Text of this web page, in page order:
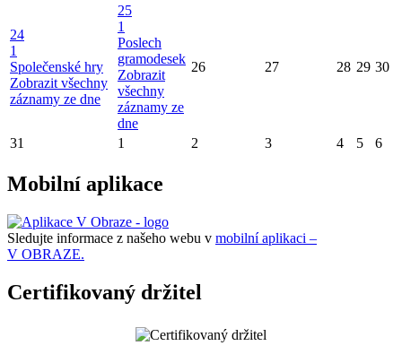
24
1
Společenské hry
Zobrazit všechny
záznamy ze dne
25
1
Poslech
gramodesek
Zobrazit
všechny
záznamy ze
dne
26 27 28 29 30
31 1 2 3 4 5 6
Mobilní aplikace
Sledujte informace z našeho webu v mobilní aplikaci –
V OBRAZE.
Certifikovaný držitel